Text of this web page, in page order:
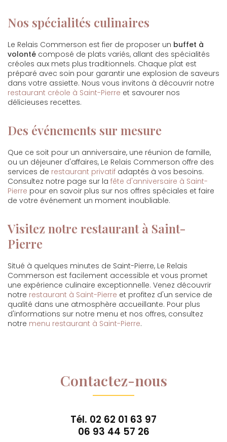
Nos spécialités culinaires
Le Relais Commerson est fier de proposer un buffet à
volonté composé de plats variés, allant des spécialités
créoles aux mets plus traditionnels. Chaque plat est
préparé avec soin pour garantir une explosion de saveurs
dans votre assiette. Nous vous invitons à découvrir notre
restaurant créole à Saint-Pierre et savourer nos
délicieuses recettes.
Des événements sur mesure
Que ce soit pour un anniversaire, une réunion de famille,
ou un déjeuner d'affaires, Le Relais Commerson offre des
services de restaurant privatif adaptés à vos besoins.
Consultez notre page sur la fête d'anniversaire à Saint-
Pierre pour en savoir plus sur nos offres spéciales et faire
de votre événement un moment inoubliable.
Visitez notre restaurant à Saint-
Pierre
Situé à quelques minutes de Saint-Pierre, Le Relais
Commerson est facilement accessible et vous promet
une expérience culinaire exceptionnelle. Venez découvrir
notre restaurant à Saint-Pierre et profitez d'un service de
qualité dans une atmosphère accueillante. Pour plus
d'informations sur notre menu et nos offres, consultez
notre menu restaurant à Saint-Pierre.
Contactez-nous
Tél. 02 62 01 63 97
06 93 44 57 26